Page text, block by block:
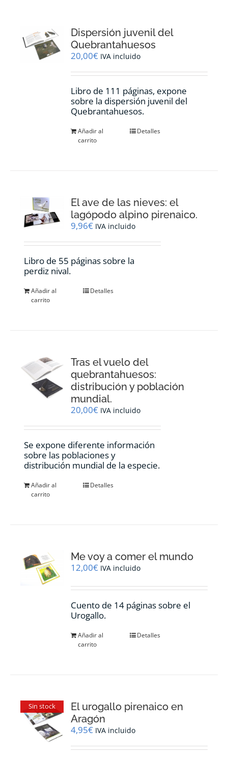
Dispersión juvenil del
Quebrantahuesos
20,00€ IVA incluido
Libro de 111 páginas, expone
sobre la dispersión juvenil del
Quebrantahuesos.
Añadir al
carrito
Detalles
El ave de las nieves: el
lagópodo alpino pirenaico.
9,96€ IVA incluido
Libro de 55 páginas sobre la
perdiz nival.
Añadir al
carrito
Detalles
Tras el vuelo del
quebrantahuesos:
distribución y población
mundial.
20,00€ IVA incluido
Se expone diferente información
sobre las poblaciones y
distribución mundial de la especie.
Añadir al
carrito
Detalles
Me voy a comer el mundo
12,00€ IVA incluido
Cuento de 14 páginas sobre el
Urogallo.
Añadir al
carrito
Detalles
Sin stock
El urogallo pirenaico en
Aragón
4,95€ IVA incluido